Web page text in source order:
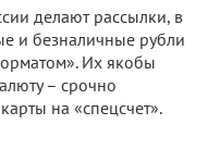
делают рассылки, в
и безналичные рубли
Их якобы
– срочно
на «спецсчет».